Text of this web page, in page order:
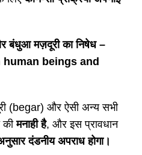
बंधुआ मज़दूरी का निषेध –
beings and
(begar) और ऐसी अन्य सभी
कीमनाही है, और इस प्रावधान
दंडनीय अपराध होगा।